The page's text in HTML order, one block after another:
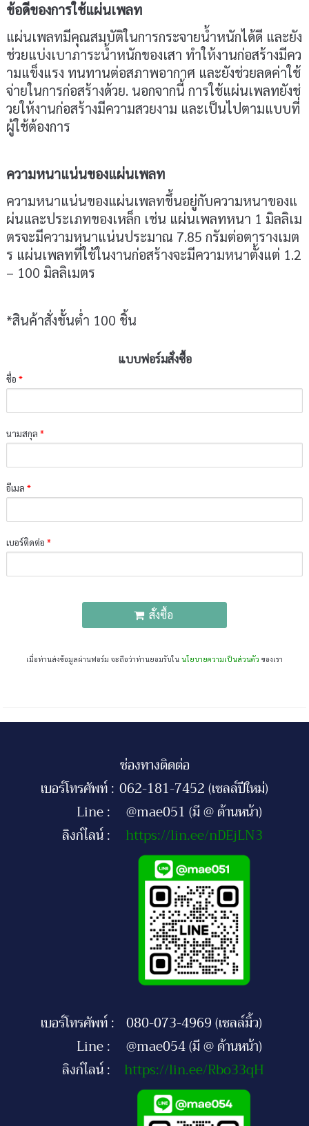
ข้อดีของการใช้แผ่นเพลท
แผ่นเพลทมีคุณสมบัติในการกระจายน้ำหนักได้ดี และยัง
ช่วยแบ่งเบาภาระน้ำหนักของเสา ทำให้งานก่อสร้างมีคว
ามแข็งแรง ทนทานต่อสภาพอากาศ และยังช่วยลดค่าใช้
จ่ายในการก่อสร้างด้วย. นอกจากนี้ การใช้แผ่นเพลทยังช่
วยให้งานก่อสร้างมีความสวยงาม และเป็นไปตามแบบที่
ผู้ใช้ต้องการ
ความหนาแน่นของแผ่นเพลท
ความหนาแน่นของแผ่นเพลทขึ้นอยู่กับความหนาของแ
ผ่นและประเภทของเหล็ก เช่น แผ่นเพลทหนา 1 มิลลิเม
ตรจะมีความหนาแน่นประมาณ 7.85 กรัมต่อตารางเมต
ร แผ่นเพลทที่ใช้ในงานก่อสร้างจะมีความหนาตั้งแต่ 1.2
– 100 มิลลิเมตร
*สินค้าสั่งขั้นต่ำ 100 ชิ้น
แบบฟอร์มสั่งซื้อ
ชื่อ*
นามสกุล*
อีเมล*
เบอร์ติดต่อ*
สั่งซื้อ
เมื่อท่านส่งข้อมูลผ่านฟอร์ม จะถือว่าท่านยอมรับใน นโยบายความเป็นส่วนตัว ของเรา
ช่องทางติดต่อ
เบอร์โทรศัพท์ : 062-181-7452 (เซลล์ปีใหม่)
Line :
@mae051 (มี @ ด้านหน้า)
ลิงก์ไลน์ :
https://lin.ee/nDEjLN3
เบอร์โทรศัพท์ : 080-073-4969 (เซลล์มิ้ว)
Line :
@mae054 (มี @ ด้านหน้า)
ลิงก์ไลน์ :
https://lin.ee/Rbo33qH